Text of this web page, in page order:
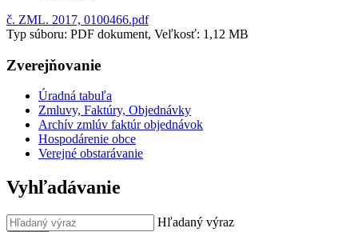
č. ZML. 2017, 0100466.pdf
Typ súboru: PDF dokument, Veľkosť: 1,12 MB
Zverejňovanie
Úradná tabuľa
Zmluvy, Faktúry, Objednávky
Archív zmlúv faktúr objednávok
Hospodárenie obce
Verejné obstarávanie
Vyhľadávanie
Hľadaný výraz